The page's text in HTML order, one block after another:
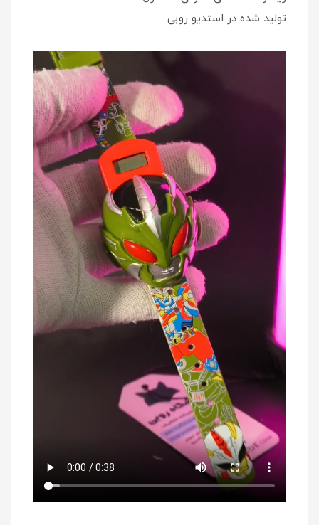
تولید شده در استدیو روبی